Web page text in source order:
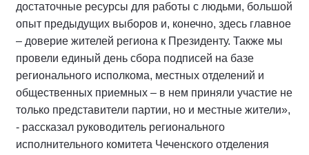
достаточные ресурсы для работы с людьми, большой
опыт предыдущих выборов и, конечно, здесь главное
– доверие жителей региона к Президенту. Также мы
провели единый день сбора подписей на базе
регионального исполкома, местных отделений и
общественных приемных – в нем приняли участие не
только представители партии, но и местные жители»,
- рассказал руководитель регионального
исполнительного комитета Чеченского отделения